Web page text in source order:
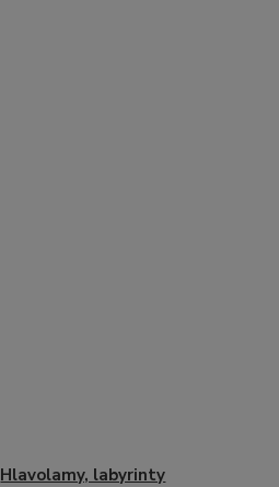
Hlavolamy, labyrinty